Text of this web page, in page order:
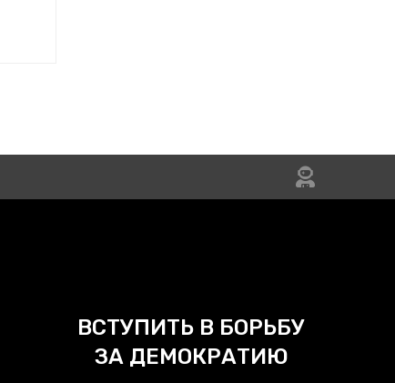
ВСТУПИТЬ В БОРЬБУ
ЗА ДЕМОКРАТИЮ